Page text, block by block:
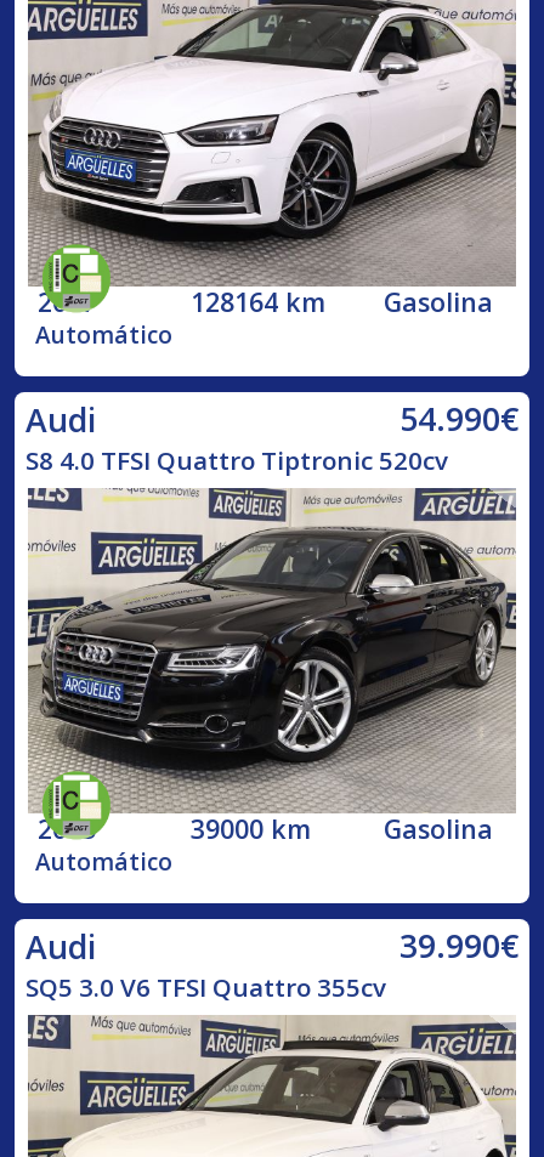
2017 128164 km Gasolina
Automático
Audi 54.990€
S8 4.0 TFSI Quattro Tiptronic 520cv
2015 39000 km Gasolina
Automático
Audi 39.990€
SQ5 3.0 V6 TFSI Quattro 355cv